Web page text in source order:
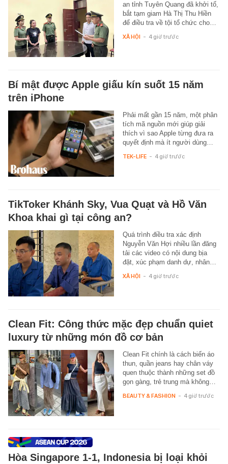
an tỉnh Tuyên Quang đã khởi tố,
bắt tạm giam Hà Thị Thu Hiền
để điều tra về tội tổ chức cho…
XÃ HỘI - 4 giờ trước
Bí mật được Apple giấu kín suốt 15 năm
trên iPhone
Phải mất gần 15 năm, một phân
tích mã nguồn mới giúp giải
thích vì sao Apple từng đưa ra
quyết định mà ít người dùng…
TEK-LIFE - 4 giờ trước
TikToker Khánh Sky, Vua Quạt và Hồ Văn
Khoa khai gì tại công an?
Quá trình điều tra xác định
Nguyễn Văn Hợi nhiều lần đăng
tải các video có nội dung bịa
đặt, xúc phạm danh dự, nhân…
XÃ HỘI - 4 giờ trước
Clean Fit: Công thức mặc đẹp chuẩn quiet
luxury từ những món đồ cơ bản
Clean Fit chính là cách biến áo
thun, quần jeans hay chân váy
quen thuộc thành những set đồ
gọn gàng, trẻ trung mà không…
BEAUTY & FASHION - 4 giờ trước
Hòa Singapore 1-1, Indonesia bị loại khỏi